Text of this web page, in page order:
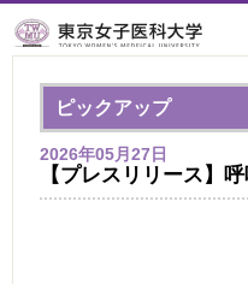
ピックアップ
2026年05月27日
【プレスリリース】